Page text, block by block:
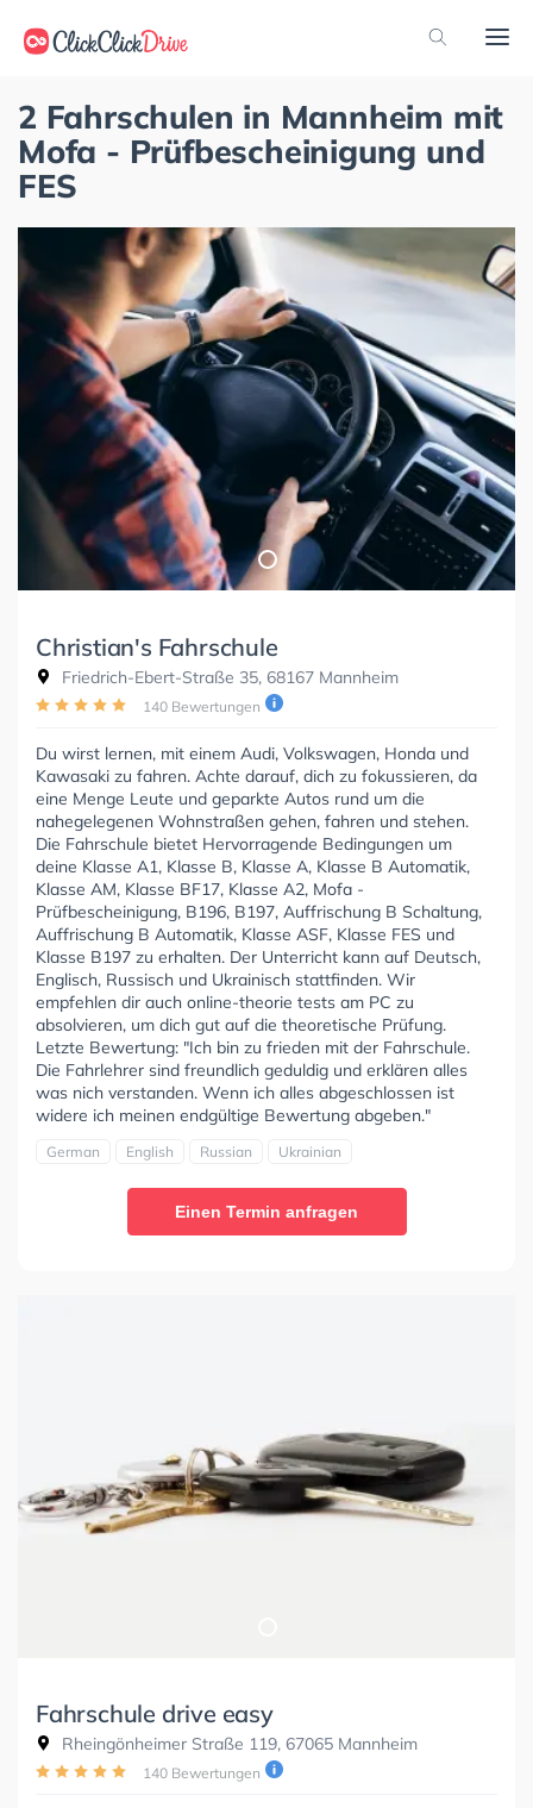
2 Fahrschulen in Mannheim mit
Mofa - Prüfbescheinigung und
FES
Christian's Fahrschule
Friedrich-Ebert-Straße 35, 68167 Mannheim
140 Bewertungen
Du wirst lernen, mit einem Audi, Volkswagen, Honda und
Kawasaki zu fahren. Achte darauf, dich zu fokussieren, da
eine Menge Leute und geparkte Autos rund um die
nahegelegenen Wohnstraßen gehen, fahren und stehen.
Die Fahrschule bietet Hervorragende Bedingungen um
deine Klasse A1, Klasse B, Klasse A, Klasse B Automatik,
Klasse AM, Klasse BF17, Klasse A2, Mofa -
Prüfbescheinigung, B196, B197, Auffrischung B Schaltung,
Auffrischung B Automatik, Klasse ASF, Klasse FES und
Klasse B197 zu erhalten. Der Unterricht kann auf Deutsch,
Englisch, Russisch und Ukrainisch stattfinden. Wir
empfehlen dir auch online-theorie tests am PC zu
absolvieren, um dich gut auf die theoretische Prüfung.
Letzte Bewertung: "Ich bin zu frieden mit der Fahrschule.
Die Fahrlehrer sind freundlich geduldig und erklären alles
was nich verstanden. Wenn ich alles abgeschlossen ist
widere ich meinen endgültige Bewertung abgeben."
German English Russian Ukrainian
Einen Termin anfragen
Fahrschule drive easy
Rheingönheimer Straße 119, 67065 Mannheim
140 Bewertungen